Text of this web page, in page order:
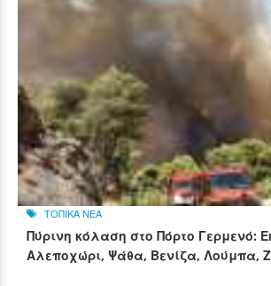
ΤΟΠΙΚΑ ΝΕΑ
Πύρινη κόλαση στο Πόρτο Γερμενό:
Αλεποχώρι, Ψάθα, Βενίζα, Λούμπα,